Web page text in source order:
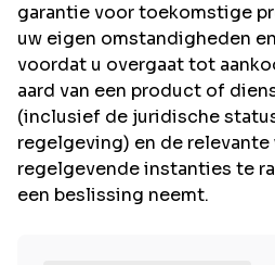
garantie voor toekomstige
uw eigen omstandigheden
voordat u overgaat tot
aard van een product of
(inclusief de juridische
regelgeving) en de relevante
regelgevende instanties te
een beslissing neemt.